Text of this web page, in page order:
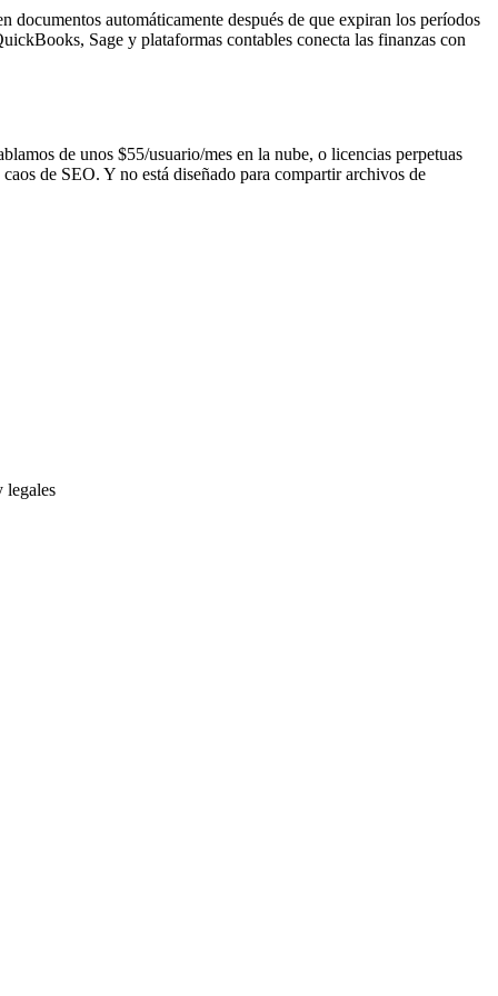
automáticamente después de que expiran los períodos
Sage y plataformas contables conecta las finanzas con
de unos $55/usuario/mes en la nube, o licencias perpetuas
de SEO. Y no está diseñado para compartir archivos de
legales